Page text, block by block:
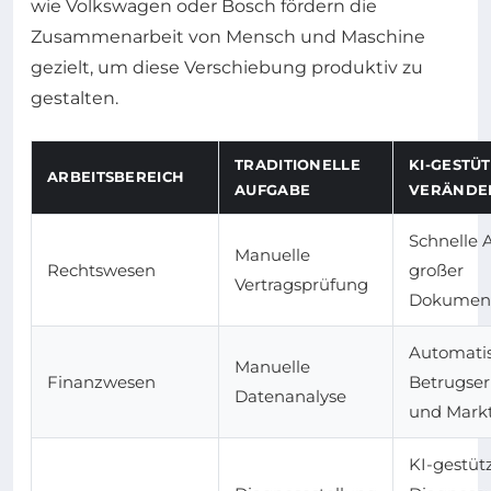
wie Volkswagen oder Bosch fördern die
Zusammenarbeit von Mensch und Maschine
gezielt, um diese Verschiebung produktiv zu
gestalten.
ARBEITSBEREICH
TRADITIONELLE
AUFGABE
KI-
Rechtswesen
Manuelle
Vertragsprüfung
Schnelle
großer
Finanzwesen
Manuelle
Datenanalyse
und
KI-